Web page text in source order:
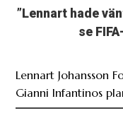
”Lennart hade
se
Lennart Johansson
Gianni Infantinos